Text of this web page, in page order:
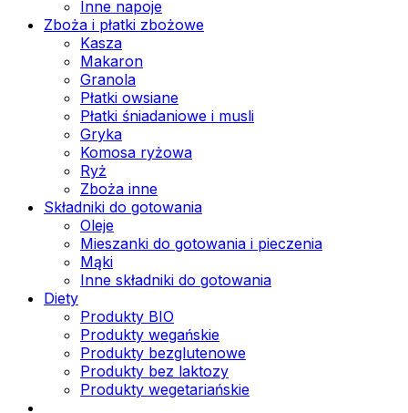
Inne napoje
Zboża i płatki zbożowe
Kasza
Makaron
Granola
Płatki owsiane
Płatki śniadaniowe i musli
Gryka
Komosa ryżowa
Ryż
Zboża inne
Składniki do gotowania
Oleje
Mieszanki do gotowania i pieczenia
Mąki
Inne składniki do gotowania
Diety
Produkty BIO
Produkty wegańskie
Produkty bezglutenowe
Produkty bez laktozy
Produkty wegetariańskie